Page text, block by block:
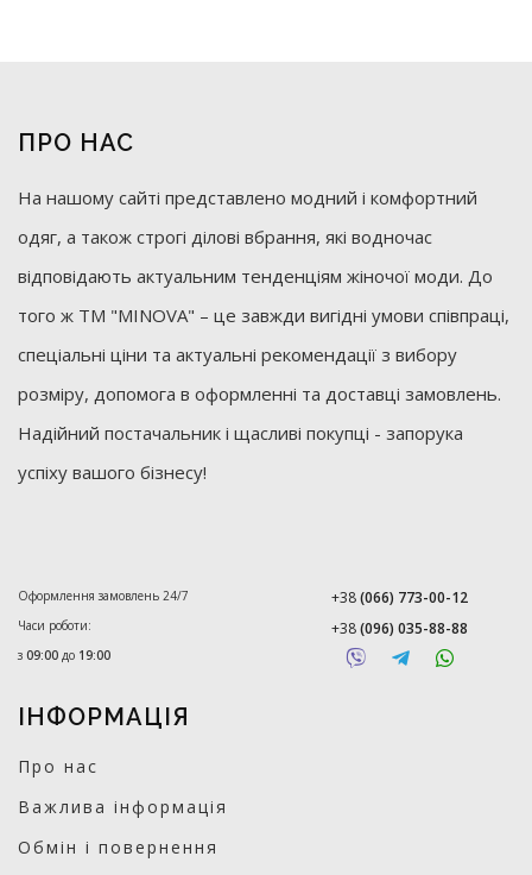
ПРО НАС
На нашому сайті представлено модний і комфортний
одяг, а також строгі ділові вбрання, які водночас
відповідають актуальним тенденціям жіночої моди. До
того ж ТМ "MINOVA" – це завжди вигідні умови співпраці,
спеціальні ціни та актуальні рекомендації з вибору
розміру, допомога в оформленні та доставці замовлень.
Надійний постачальник і щасливі покупці - запорука
успіху вашого бізнесу!
Оформлення замовлень 24/7
Часи роботи:
з 09:00 до 19:00
+38(066) 773-00-12
+38(096) 035-88-88
ІНФОРМАЦІЯ
Про нас
Важлива інформація
Обмін і повернення